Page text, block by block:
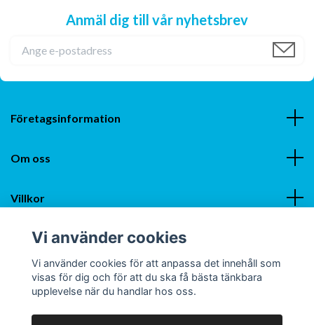
Anmäl dig till vår nyhetsbrev
Företagsinformation
Om oss
Villkor
Sociala medier
Vi använder cookies
Vi använder cookies för att anpassa det innehåll som
visas för dig och för att du ska få bästa tänkbara
upplevelse när du handlar hos oss.